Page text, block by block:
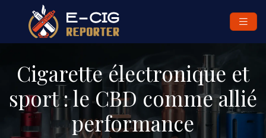
Cigarette électronique et
sport : le CBD comme allié
performance